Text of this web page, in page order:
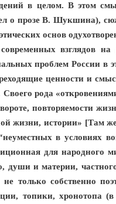
в целом. В этом
о прозе В. Шукшина),
основ
взглядов на
проблем России в
ценности и
Своего рода
повторяемости
жизни, истории» [Там
в условиях
для народного
души и материи,
только собственно
топики, хронотопа